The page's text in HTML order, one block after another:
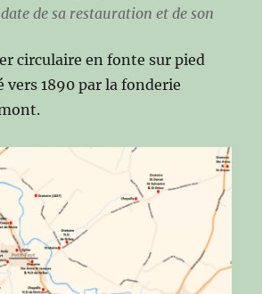
de sa restauration et de son
circulaire en fonte sur pied
vers 1890 par la fonderie